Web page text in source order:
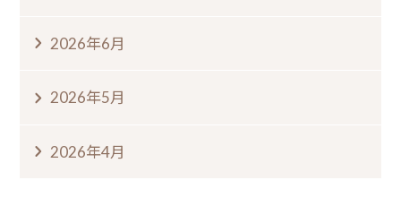
2026年6月
2026年5月
2026年4月